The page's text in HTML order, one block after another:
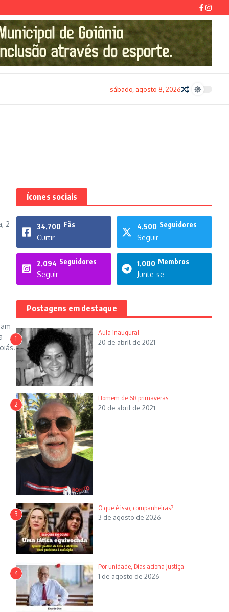
sábado, agosto 8, 2026
2
Ícones sociais
34,700 Fãs
Curtir
4,500 Seguidores
Seguir
2,094 Seguidores
Seguir
1,000 Membros
Junte-se
Postagens em destaque
1
Aula inaugural
20 de abril de 2021
2
Homem de 68 primaveras
20 de abril de 2021
3
O que é isso, companheiras?
3 de agosto de 2026
4
Por unidade, Dias aciona Justiça
1 de agosto de 2026